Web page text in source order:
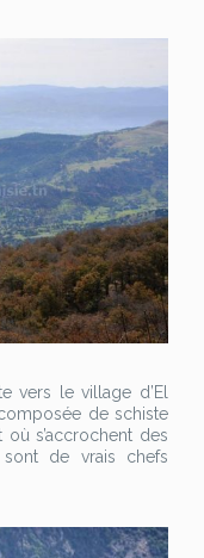
vers le village d’El
de schiste
s’accrochent des
de vrais chefs